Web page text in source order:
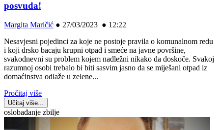
posvuda!
Margita Maričić ● 27/03/2023 ● 12:22
Nesavjesni pojedinci za koje ne postoje pravila o komunalnom redu
i koji drsko bacaju krupni otpad i smeće na javne površine,
svakodnevni su problem kojem nadležni nikako da doskoče. Svakoj
razumnoj osobi trebalo bi biti sasvim jasno da se miješani otpad iz
domaćinstva odlaže u zelene...
Pročitaj više
Učitaj više...
oslobađanje zbilje